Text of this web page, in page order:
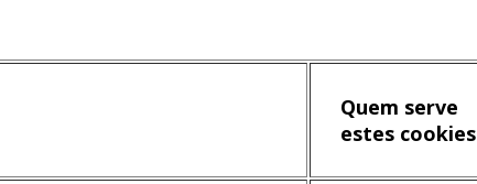
Quem serve
estes cookies